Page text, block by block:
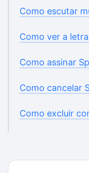
Como escutar
Como ver a
Como assinar
Como cancelar
Como excluir